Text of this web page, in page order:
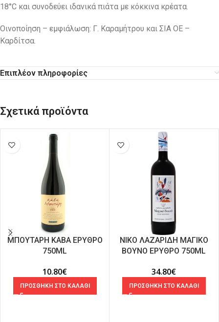
18°C και συνοδεύει ιδανικά πιάτα με κόκκινα κρέατα.
Οινοποίηση – εμφιάλωση: Γ. Καραμήτρου και ΣΙΑ ΟΕ –
Καρδίτσα.
Επιπλέον πληροφορίες
Σχετικά προϊόντα
ΜΠΟΥΤΑΡΗ ΚΑΒΑ ΕΡΥΘΡΟ
750ML
10.80€
ΠΡΟΣΘΗΚΗ ΣΤΟ ΚΑΛΑΘΙ
ΝΙΚΟ ΛΑΖΑΡΙΔΗ ΜΑΓΙΚΟ
ΒΟΥΝΟ ΕΡΥΘΡΟ 750ML
34.80€
ΠΡΟΣΘΗΚΗ ΣΤΟ ΚΑΛΑΘΙ